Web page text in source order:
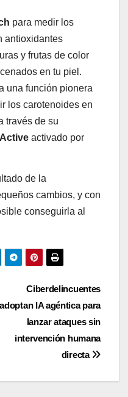
para medir los
antioxidantes
y frutas de color
en tu piel.
una función pionera
los carotenoides en
través de su
activado por
de la
cambios, y con
conseguirla al
Ciberdelincuentes
adoptan IA agéntica para
lanzar ataques sin
intervención humana
directa